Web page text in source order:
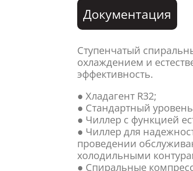
Документация
Ступенчатый
охлаждением и
эффективность.
● Хладагент R32;
● Стандартный
● Чиллер с функцией
● Чиллер для
проведении
холодильными
● Спиральные